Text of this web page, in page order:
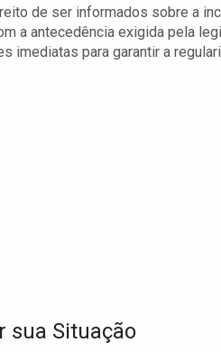
de ser informados sobre a
a antecedência exigida pela
imediatas para garantir a
sua Situação